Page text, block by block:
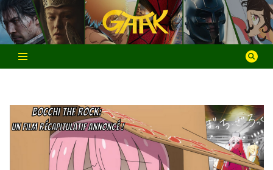
Aller
au
contenu